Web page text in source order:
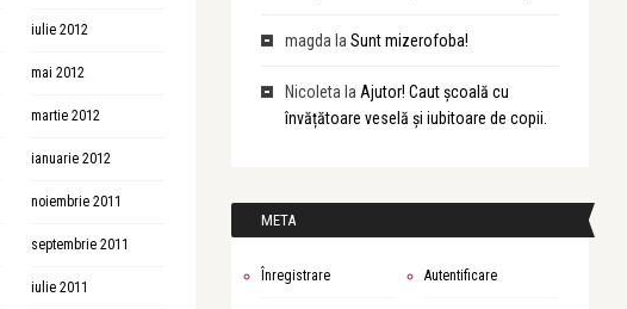
iulie 2012
mai 2012
martie 2012
ianuarie 2012
noiembrie 2011
septembrie 2011
iulie 2011
magda la Sunt mizerofoba!
Nicoleta la Ajutor! Caut școală cu
învățătoare veselă și iubitoare de copii.
META
Înregistrare Autentificare